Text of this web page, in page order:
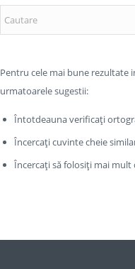
Pentru cele mai bune rezultate
urmatoarele sugestii:
Întotdeauna verificați
Încercați cuvinte cheie
Încercați să folosiți mai mult